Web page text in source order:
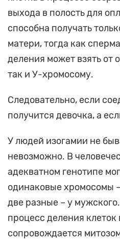
выхода в полость для
способна получать
матери, тогда как
деления может взять от
так и У-хромосому.
Следовательно, если
получится девочка, а
У людей изогамии не
невозможно. В
адекватном генотипе
одинаковые хромосомы
две разные – у
процесс деления клеток
сопровождается